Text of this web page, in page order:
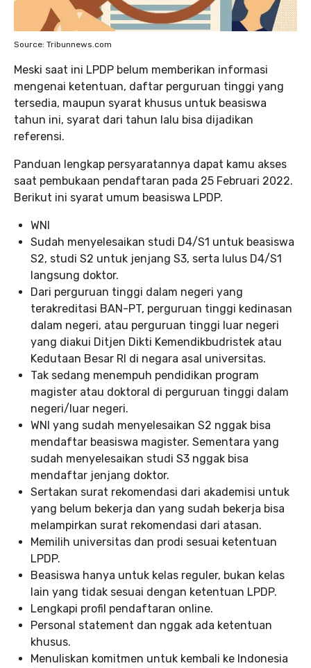
Source: Tribunnews.com
Meski saat ini LPDP belum memberikan informasi
mengenai ketentuan, daftar perguruan tinggi yang
tersedia, maupun syarat khusus untuk beasiswa
tahun ini, syarat dari tahun lalu bisa dijadikan
referensi.
Panduan lengkap persyaratannya dapat kamu akses
saat pembukaan pendaftaran pada 25 Februari 2022.
Berikut ini syarat umum beasiswa LPDP.
WNI
Sudah menyelesaikan studi D4/S1 untuk beasiswa
S2, studi S2 untuk jenjang S3, serta lulus D4/S1
langsung doktor.
Dari perguruan tinggi dalam negeri yang
terakreditasi BAN-PT, perguruan tinggi kedinasan
dalam negeri, atau perguruan tinggi luar negeri
yang diakui Ditjen Dikti Kemendikbudristek atau
Kedutaan Besar RI di negara asal universitas.
Tak sedang menempuh pendidikan program
magister atau doktoral di perguruan tinggi dalam
negeri/luar negeri.
WNI yang sudah menyelesaikan S2 nggak bisa
mendaftar beasiswa magister. Sementara yang
sudah menyelesaikan studi S3 nggak bisa
mendaftar jenjang doktor.
Sertakan surat rekomendasi dari akademisi untuk
yang belum bekerja dan yang sudah bekerja bisa
melampirkan surat rekomendasi dari atasan.
Memilih universitas dan prodi sesuai ketentuan
LPDP.
Beasiswa hanya untuk kelas reguler, bukan kelas
lain yang tidak sesuai dengan ketentuan LPDP.
Lengkapi profil pendaftaran online.
Personal statement dan nggak ada ketentuan
khusus.
Menuliskan komitmen untuk kembali ke Indonesia